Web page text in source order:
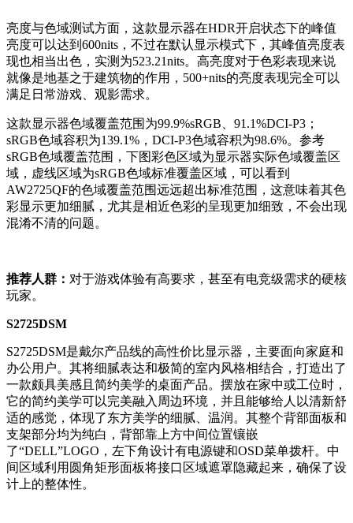
亮度与色域测试方面，这款显示器在HDR开启状态下的峰值
亮度可以达到600nits，不过在默认显示模式下，其峰值亮度表
现也相当出色，实测为523.21nits。高亮度对于色彩表现来说
就像是地基之于建筑物的作用，500+nits的亮度表现完全可以
满足日常游戏、观影需求。
这款显示器色域覆盖范围为99.9%sRGB、91.1%DCI-P3；
sRGB色域容积为139.1%，DCI-P3色域容积为98.6%。参考
sRGB色域覆盖范围，下图彩色区域为显示器实际色域覆盖区
域，虚线区域为sRGB色域标准覆盖区域，可以看到
AW2725QF的色域覆盖范围远远超出标准范围，这意味着其色
彩显示更加细腻，尤其是相近色彩的呈现更加细致，不会出现
混淆不清的问题。
推荐人群： 对于游戏体验有高要求，甚至有电竞级需求的硬核
玩家。
S2725DSM
S2725DSM是戴尔产品线的高性价比显示器，主要面向家庭和
办公用户。其将细腻表达和极简的室内风格相结合，打造出了
一款颇具美感且简约美学的桌面产品。摆放在家中或工位时，
它的简约美学可以完美融入周边环境，并且能够给人以清新舒
适的感觉，体现了东方美学的细腻、温润。其整个背部面板和
支架部分均为纯白，背部靠上方中间位置镶嵌
了“DELL”LOGO，左下角设计有电源键和OSD菜单拨杆。中
间区域利用圆角矩形面板将接口区域遮罩隐藏起来，确保了设
计上的整体性。